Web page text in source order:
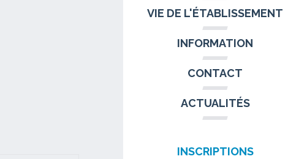
VIE DE L'ÉTABLISSEMENT
INFORMATION
CONTACT
ACTUALITÉS
INSCRIPTIONS